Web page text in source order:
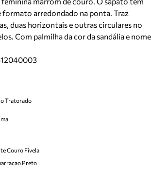
formato arredondado na ponta. Traz
duas horizontais e outras circulares no
Com palmilha da cor da sandália e nome
Tratorado
Couro Fivela
Preto